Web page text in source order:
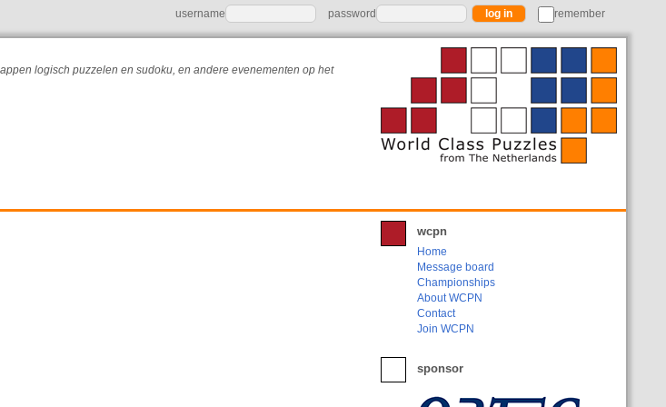
username password remember
logisch puzzelen en sudoku, en andere evenementen op het
wcpn
Home
Message board
Championships
About WCPN
Contact
Join WCPN
sponsor